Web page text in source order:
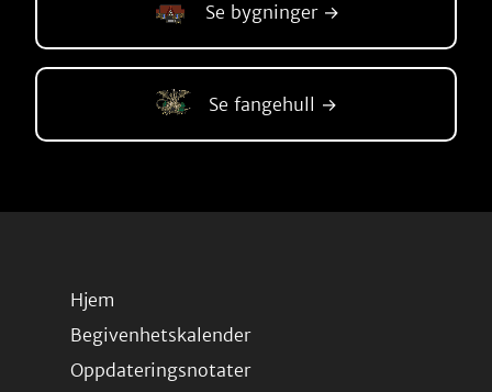
Se bygninger →
Se fangehull →
Hjem
Begivenhetskalender
Oppdateringsnotater